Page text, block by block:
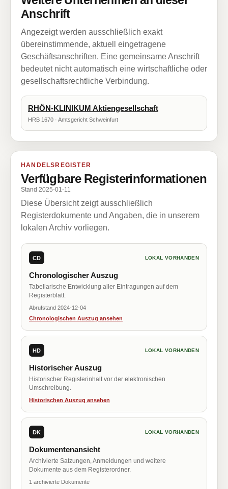
Anschrift
Angezeigt werden ausschließlich exakt
übereinstimmende, aktuell eingetragene
Geschäftsanschriften. Eine gemeinsame Anschrift
bedeutet nicht automatisch eine wirtschaftliche oder
gesellschaftsrechtliche Verbindung.
RHÖN-KLINIKUM Aktiengesellschaft
HRB 1670 · Amtsgericht Schweinfurt
HANDELSREGISTER
Verfügbare Registerinformationen
Stand 2025-01-11
Diese Übersicht zeigt ausschließlich
Registerdokumente und Angaben, die in unserem
lokalen Archiv vorliegen.
CD LOKAL VORHANDEN
Chronologischer Auszug
Tabellarische Entwicklung aller Eintragungen auf dem
Registerblatt.
Abrufstand 2024-12-04
Chronologischen Auszug ansehen
HD LOKAL VORHANDEN
Historischer Auszug
Historischer Registerinhalt vor der elektronischen
Umschreibung.
Historischen Auszug ansehen
DK LOKAL VORHANDEN
Dokumentenansicht
Archivierte Satzungen, Anmeldungen und weitere
Dokumente aus dem Registerordner.
1 archivierte Dokumente